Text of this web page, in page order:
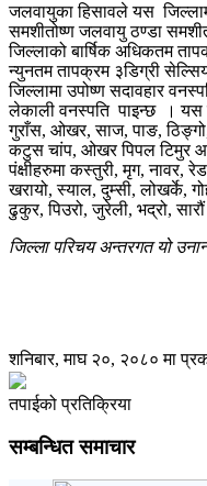
जलवायुका हिसावले यस
समशीतोष्ण जलवायु ठण्डा
जिल्लाको बार्षिक अधिकतम
न्युनतम तापक्रम ३डिग्री
जिल्लामा उपोष्ण सदावहार
लेकाली वनस्पति पाइन्छ । यस
गुराँस, ओखर, साज, पाङ,
कटुस चांप, ओखर पिपल टिमुर
पंक्षीहरुमा कस्तुरी, मृग, नावर,
खरायो, स्याल, दुम्सी, लोखर्के,
ढुकुर, पिउरो, जुरेली, भद्रो,
जिल्ला परिचय अन्तरगत यो
शनिबार, माघ २०, २०८० मा
तपाईको प्रतिक्रिया
सम्बन्धित समाचार